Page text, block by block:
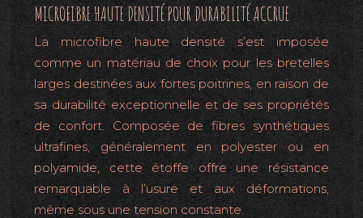
MICROFIBRE HAUTE DENSITÉ POUR DURABILITÉ ACCRUE
La microfibre haute densité s’est imposée
comme un matériau de choix pour les bretelles
larges destinées aux fortes poitrines, en raison de
sa durabilité exceptionnelle et de ses propriétés
de confort. Composée de fibres synthétiques
ultrafines, généralement en polyester ou en
polyamide, cette étoffe offre une résistance
remarquable à l’usure et aux déformations,
même sous une tension constante.